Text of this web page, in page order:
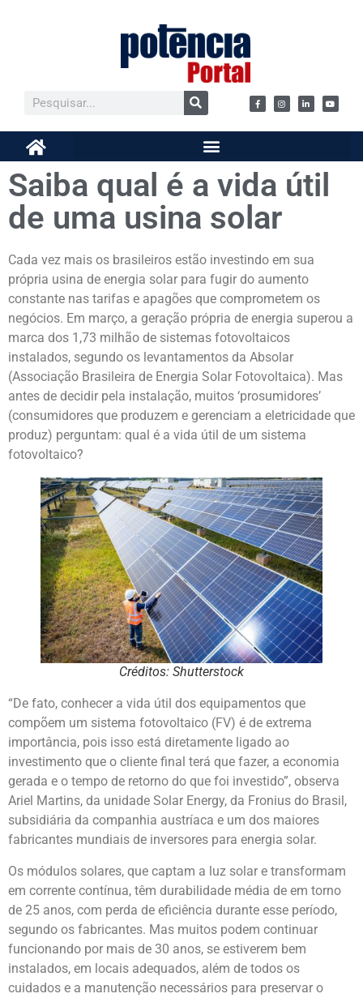
Saiba qual é a vida útil
de uma usina solar
Cada vez mais os brasileiros estão investindo em sua
própria usina de energia solar para fugir do aumento
constante nas tarifas e apagões que comprometem os
negócios. Em março, a geração própria de energia superou a
marca dos 1,73 milhão de sistemas fotovoltaicos
instalados, segundo os levantamentos da Absolar
(Associação Brasileira de Energia Solar Fotovoltaica). Mas
antes de decidir pela instalação, muitos ‘prosumidores’
(consumidores que produzem e gerenciam a eletricidade que
produz) perguntam: qual é a vida útil de um sistema
fotovoltaico?
Créditos: Shutterstock
“De fato, conhecer a vida útil dos equipamentos que
compõem um sistema fotovoltaico (FV) é de extrema
importância, pois isso está diretamente ligado ao
investimento que o cliente final terá que fazer, a economia
gerada e o tempo de retorno do que foi investido”, observa
Ariel Martins, da unidade Solar Energy, da Fronius do Brasil,
subsidiária da companhia austríaca e um dos maiores
fabricantes mundiais de inversores para energia solar.
Os módulos solares, que captam a luz solar e transformam
em corrente contínua, têm durabilidade média de em torno
de 25 anos, com perda de eficiência durante esse período,
segundo os fabricantes. Mas muitos podem continuar
funcionando por mais de 30 anos, se estiverem bem
instalados, em locais adequados, além de todos os
cuidados e a manutenção necessários para preservar o